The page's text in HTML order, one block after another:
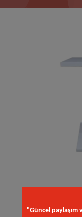
"Güncel paylaşım